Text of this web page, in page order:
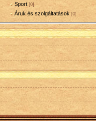
Sport [0]
Áruk és szolgáltatások [0]